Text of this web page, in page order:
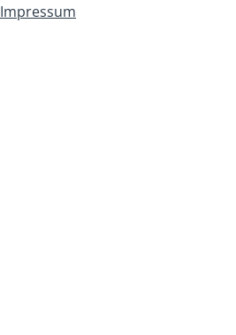
Impressum